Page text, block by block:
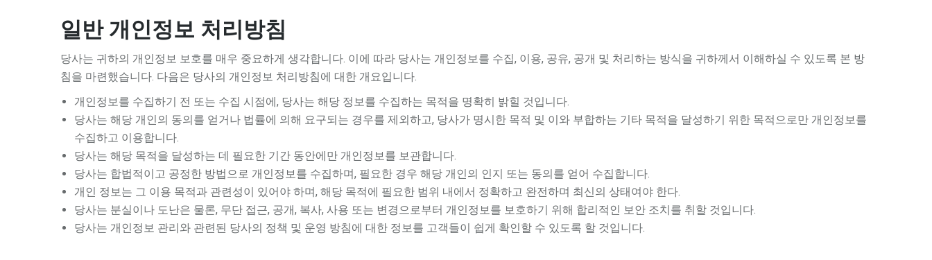
일반 개인정보 처리방침
당사는 귀하의 개인정보 보호를 매우 중요하게 생각합니다. 이에 따라 당사는 개인정보를 수집, 이용, 공유, 공개 및 처리하는 방식을 귀하께서 이해하실 수 있도록 본 방
침을 마련했습니다. 다음은 당사의 개인정보 처리방침에 대한 개요입니다.
개인정보를 수집하기 전 또는 수집 시점에, 당사는 해당 정보를 수집하는 목적을 명확히 밝힐 것입니다.
당사는 해당 개인의 동의를 얻거나 법률에 의해 요구되는 경우를 제외하고, 당사가 명시한 목적 및 이와 부합하는 기타 목적을 달성하기 위한 목적으로만 개인정보를
수집하고 이용합니다.
당사는 해당 목적을 달성하는 데 필요한 기간 동안에만 개인정보를 보관합니다.
당사는 합법적이고 공정한 방법으로 개인정보를 수집하며, 필요한 경우 해당 개인의 인지 또는 동의를 얻어 수집합니다.
개인 정보는 그 이용 목적과 관련성이 있어야 하며, 해당 목적에 필요한 범위 내에서 정확하고 완전하며 최신의 상태여야 한다.
당사는 분실이나 도난은 물론, 무단 접근, 공개, 복사, 사용 또는 변경으로부터 개인정보를 보호하기 위해 합리적인 보안 조치를 취할 것입니다.
당사는 개인정보 관리와 관련된 당사의 정책 및 운영 방침에 대한 정보를 고객들이 쉽게 확인할 수 있도록 할 것입니다.